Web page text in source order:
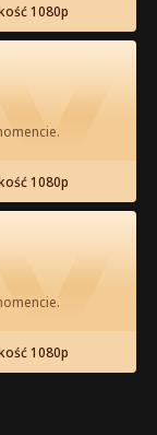
Raz
Odcinki
48
1080p
1080p
1080p